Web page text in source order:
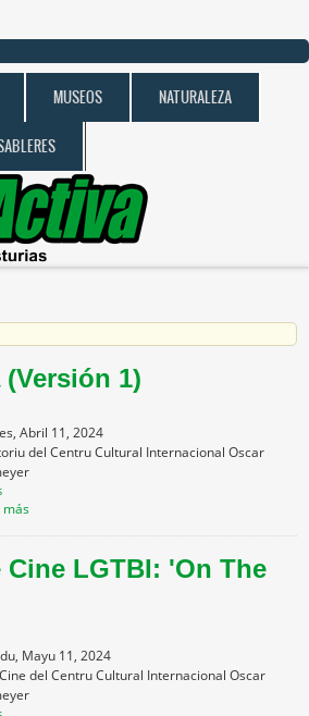
MUSEOS NATURALEZA
1)
Abril 11, 2024
del Centru Cultural Internacional Oscar
más
Cine LGTBI: 'On The
Mayu 11, 2024
del Centru Cultural Internacional Oscar